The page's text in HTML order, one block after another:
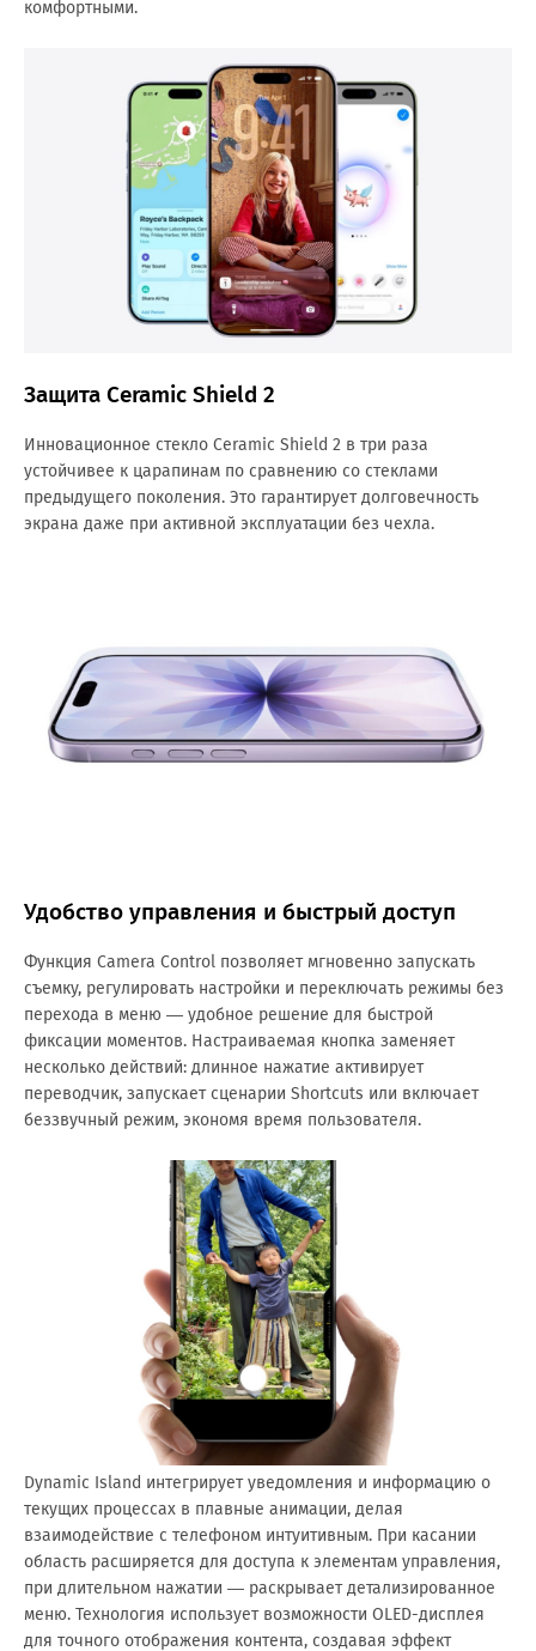
комфортными.
Защита Ceramic Shield 2
Инновационное стекло Ceramic Shield 2 в три раза
устойчивее к царапинам по сравнению со стеклами
предыдущего поколения. Это гарантирует долговечность
экрана даже при активной эксплуатации без чехла.
Удобство управления и быстрый доступ
Функция Camera Control позволяет мгновенно запускать
съемку, регулировать настройки и переключать режимы без
перехода в меню — удобное решение для быстрой
фиксации моментов. Настраиваемая кнопка заменяет
несколько действий: длинное нажатие активирует
переводчик, запускает сценарии Shortcuts или включает
беззвучный режим, экономя время пользователя.
Dynamic Island интегрирует уведомления и информацию о
текущих процессах в плавные анимации, делая
взаимодействие с телефоном интуитивным. При касании
область расширяется для доступа к элементам управления,
при длительном нажатии — раскрывает детализированное
меню. Технология использует возможности OLED-дисплея
для точного отображения контента, создавая эффект